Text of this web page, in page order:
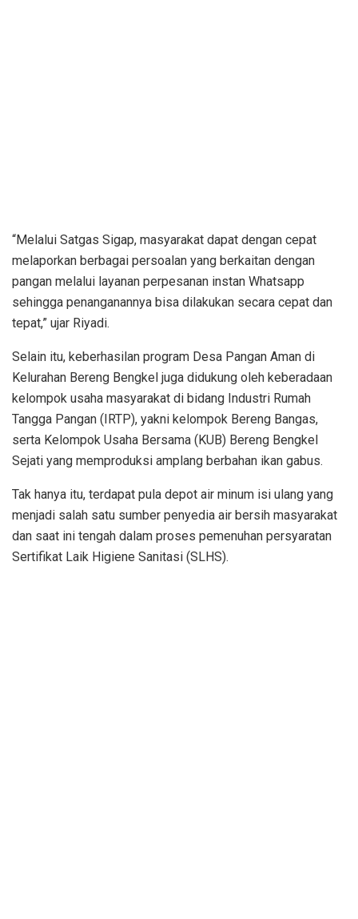
“Melalui Satgas Sigap, masyarakat dapat dengan cepat
melaporkan berbagai persoalan yang berkaitan dengan
pangan melalui layanan perpesanan instan Whatsapp
sehingga penanganannya bisa dilakukan secara cepat dan
tepat,” ujar Riyadi.
Selain itu, keberhasilan program Desa Pangan Aman di
Kelurahan Bereng Bengkel juga didukung oleh keberadaan
kelompok usaha masyarakat di bidang Industri Rumah
Tangga Pangan (IRTP), yakni kelompok Bereng Bangas,
serta Kelompok Usaha Bersama (KUB) Bereng Bengkel
Sejati yang memproduksi amplang berbahan ikan gabus.
Tak hanya itu, terdapat pula depot air minum isi ulang yang
menjadi salah satu sumber penyedia air bersih masyarakat
dan saat ini tengah dalam proses pemenuhan persyaratan
Sertifikat Laik Higiene Sanitasi (SLHS).